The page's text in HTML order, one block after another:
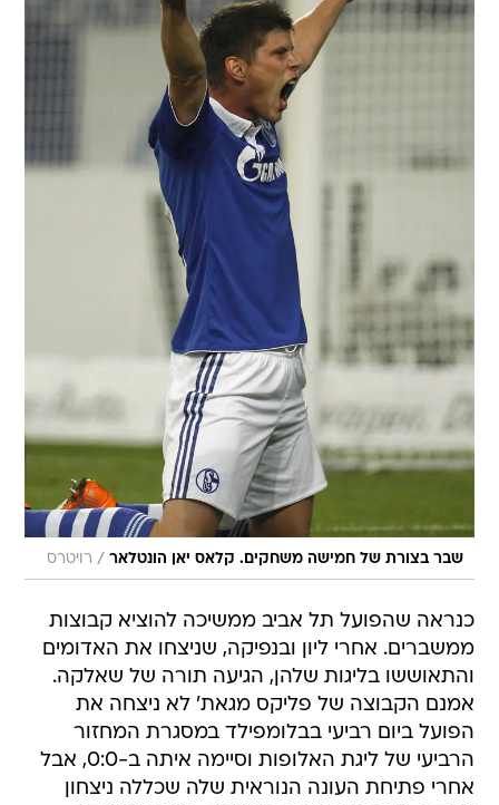
שבר בצורת של חמישה משחקים. קלאס יאן הונטלאר / רויטרס
כנראה שהפועל תל אביב ממשיכה להוציא קבוצות
ממשברים. אחרי ליון ובנפיקה, שניצחו את האדומים
והתאוששו בליגות שלהן, הגיעה תורה של שאלקה.
אמנם הקבוצה של פליקס מגאת' לא ניצחה את
הפועל ביום רביעי בבלומפילד במסגרת המחזור
הרביעי של ליגת האלופות וסיימה איתה ב-0:0, אבל
אחרי פתיחת העונה הנוראית שלה שכללה ניצחון